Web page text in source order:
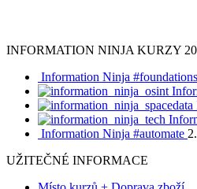
INFORMATION NINJA KURZY
Information Ninja #foundations
Information Ninja #automate
UŽITEČNÉ INFORMACE